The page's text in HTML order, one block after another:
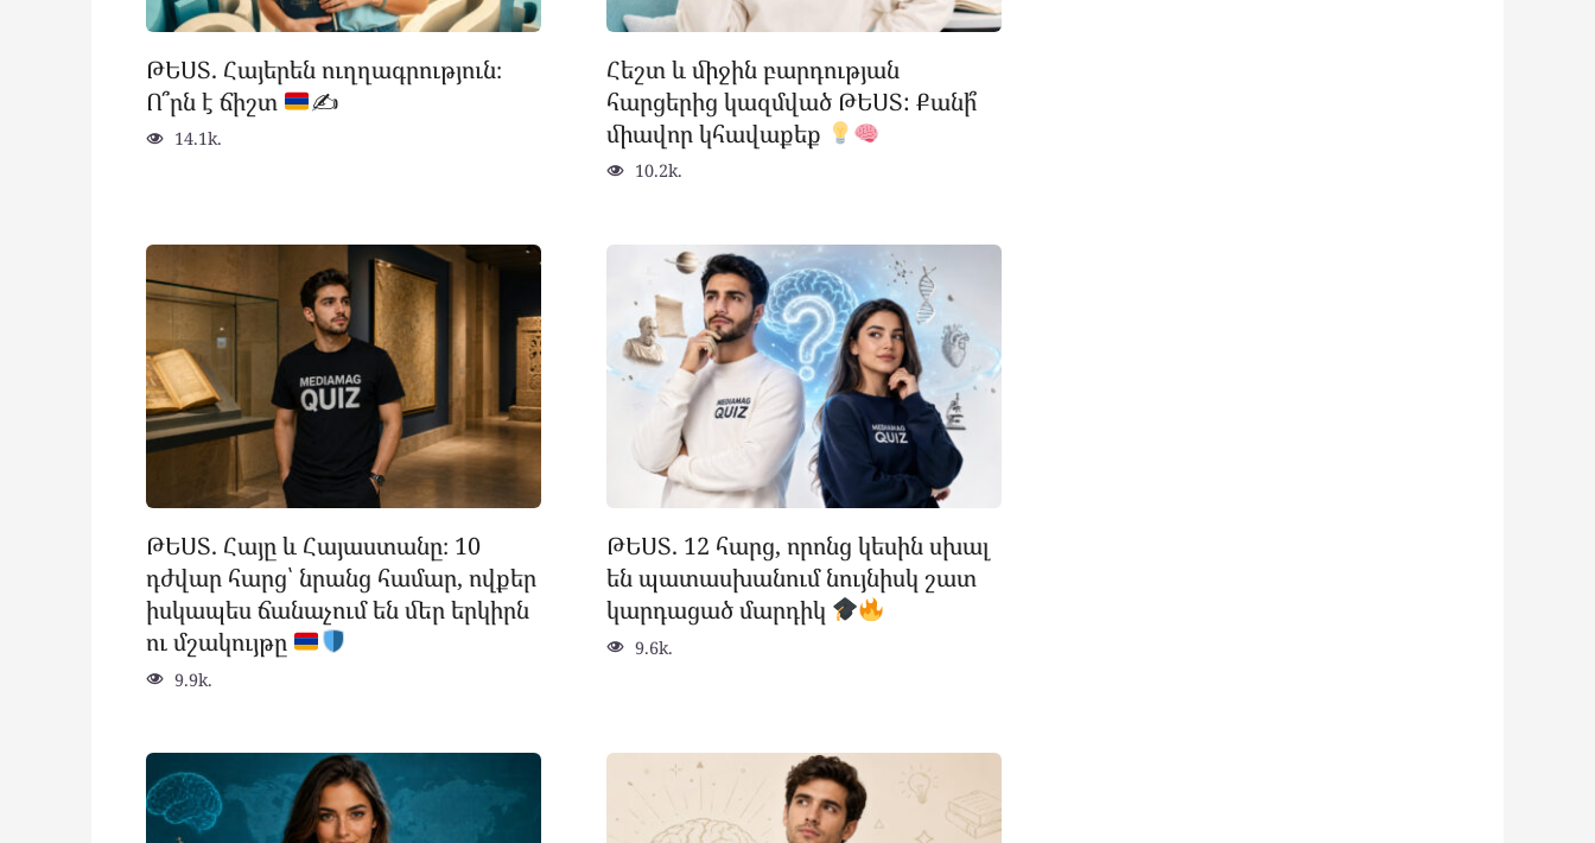
ԹԵՍՏ. Հայերեն ուղղագրություն։
Ո՞րն է ճիշտ
✍
14.1k.
Հեշտ և միջին բարդության
հարցերից կազմված ԹԵՍՏ: Քանի՞
միավոր կհավաքեք
10.2k.
ԹԵՍՏ. Հայը և Հայաստանը։ 10
դժվար հարց՝ նրանց համար, ովքեր
իսկապես ճանաչում են մեր երկիրն
ու մշակույթը
9.9k.
ԹԵՍՏ. 12 հարց, որոնց կեսին սխալ
են պատասխանում նույնիսկ շատ
կարդացած մարդիկ
9.6k.